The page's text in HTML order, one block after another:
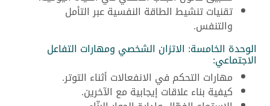
تقنيات تنشيط الطاقة النفسية عبر التأمل
والتنفس.
الوحدة الخامسة: الاتزان الشخصي ومهارات التفاعل
الاجتماعي:
مهارات التحكم في الانفعالات أثناء التوتر.
كيفية بناء علاقات إيجابية مع الآخرين.